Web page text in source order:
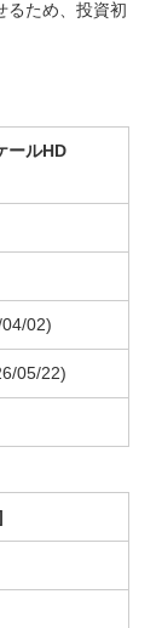
るため、投資初
ールHD
02)
05/22)